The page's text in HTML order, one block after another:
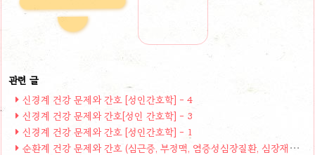
신경계 건강 문제와 간호 [성인간호학] - 4
신경계 건강 문제와 간호[성인 간호학] - 3
신경계 건강 문제와 간호 [성인간호학] - 1
순환계 건강 문제와 간호 (심근증, 부정맥, 염증성심장질환, 심장재활)